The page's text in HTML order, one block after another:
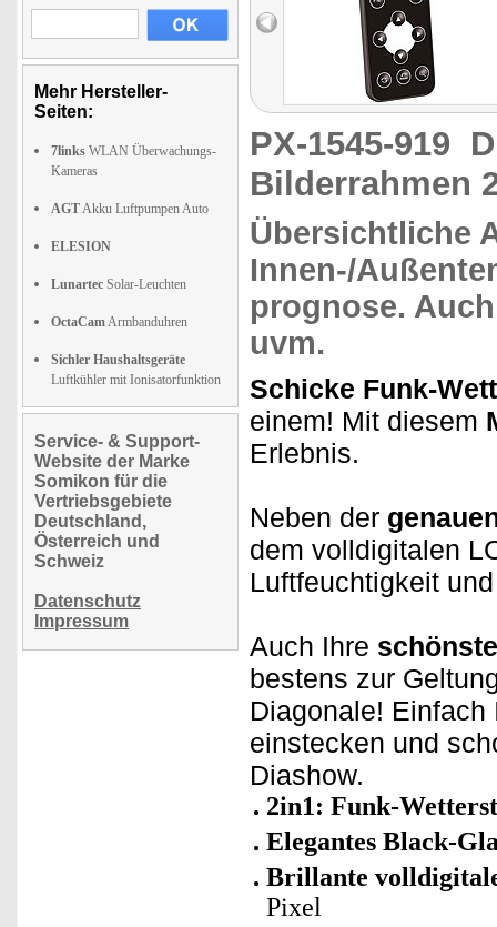
Mehr Hersteller-
Seiten:
7links WLAN Überwachungs-
Kameras
AGTAkku Luftpumpen Auto
ELESION
Lunartec Solar-Leuchten
OctaCamArmbanduhren
Sichler Haushaltsgeräte
Luftkühler mit Ionisatorfunktion
Service- & Support-
Website der Marke
Somikon für die
Vertriebsgebiete
Deutschland,
Österreich und
Schweiz
Datenschutz
Impressum
PX-1545-919
Bilderrahmen
Übersichtliche
Innen-/
prognose.
uvm.
Schicke Funk-
einem! Mit diesem
Erlebnis.
Neben der
dem volldigitalen
Luftfeuchtigkeit
Auch Ihre
bestens zur
Diagonale!
einstecken und
Diashow.
2in1: Funk-
Elegantes Black-
Brillante
Pixel